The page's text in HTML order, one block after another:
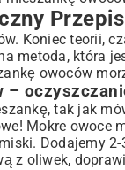
Koniec teorii,
metoda, która
owoców
–
tak jak
Mokre owoce
Dodajemy
z oliwek,